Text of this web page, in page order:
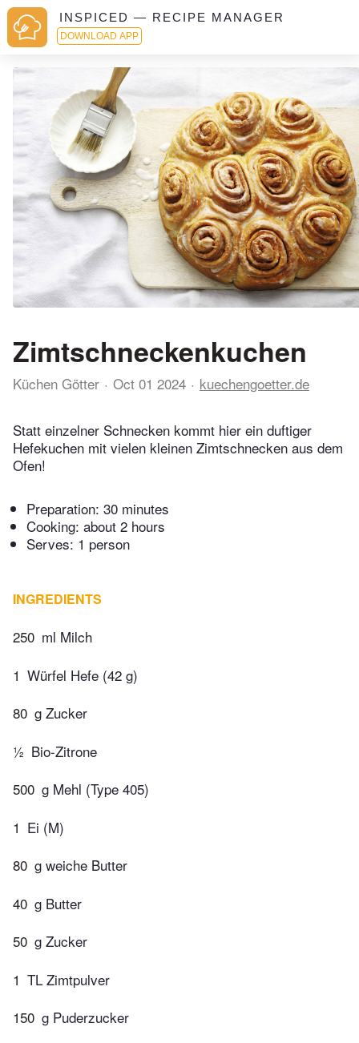
INSPICED — RECIPE MANAGER
DOWNLOAD APP
Zimtschneckenkuchen
Küchen Götter Oct 01 2024 kuechengoetter.de
Statt einzelner Schnecken kommt hier ein duftiger
Hefekuchen mit vielen kleinen Zimtschnecken aus dem
Ofen!
Preparation: 30 minutes
Cooking: about 2 hours
Serves: 1 person
INGREDIENTS
250 ml Milch
1 Würfel Hefe (42 g)
80 g Zucker
½ Bio-Zitrone
500 g Mehl (Type 405)
1 Ei (M)
80 g weiche Butter
40 g Butter
50 g Zucker
1 TL Zimtpulver
150 g Puderzucker